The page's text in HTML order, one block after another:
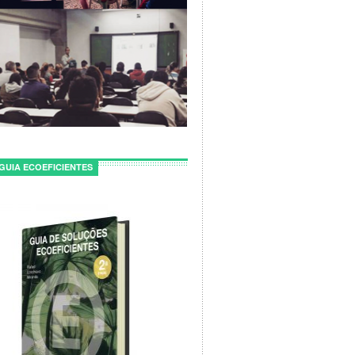
ECOEFICIENTES